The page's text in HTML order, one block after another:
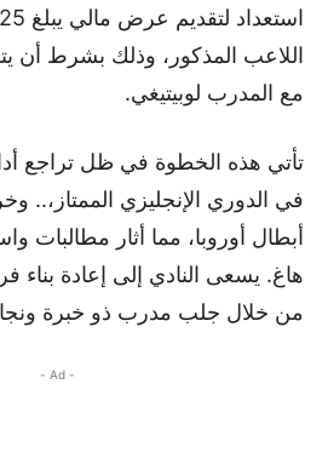
اللاعب المذكور، وذلك بشرط أن
مع المدرب لوبيتيغي.
تأتي هذه الخطوة في ظل تراجع
في الدوري الإنجليزي الممتاز،..
أبطال أوروبا، مما أثار مطالبات
هاغ. يسعى النادي إلى إعادة بناء
من خلال جلب مدرب ذو خبرة
- Ad -